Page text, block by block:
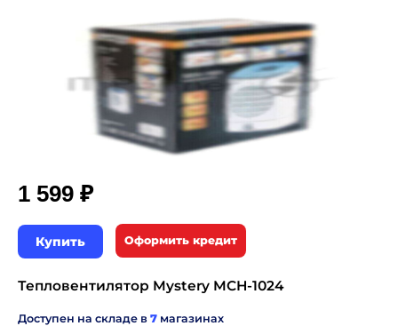
1 599 ₽
Купить Оформить кредит
Тепловентилятор Mystery MCH-1024
Доступен на складе в 7 магазинах